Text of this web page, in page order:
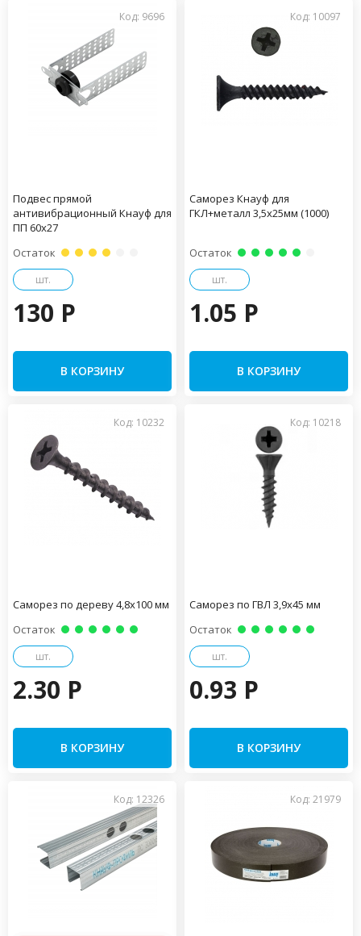
Код: 9696
Подвес прямой
антивибрационный Кнауф для
ПП 60х27
Остаток
шт.
130 P
В КОРЗИНУ
Код: 10097
Саморез Кнауф для
ГКЛ+металл 3,5х25мм (1000)
Остаток
шт.
1.05 P
В КОРЗИНУ
Код: 10232
Саморез по дереву 4,8х100 мм
Остаток
шт.
2.30 P
В КОРЗИНУ
Код: 10218
Саморез по ГВЛ 3,9х45 мм
Остаток
шт.
0.93 P
В КОРЗИНУ
Код: 12326 Код: 21979